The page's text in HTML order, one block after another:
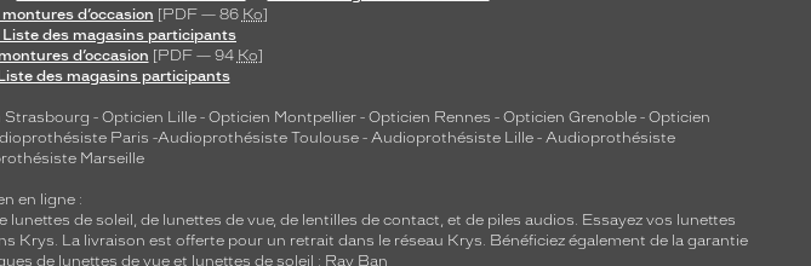
d’occasion [PDF — 86 Ko]
Liste des magasins participants
d’occasion [PDF — 94 Ko]
des magasins participants
Strasbourg - Opticien Lille - Opticien Montpellier - Opticien Rennes - Opticien Grenoble - Opticien
Paris -Audioprothésiste Toulouse - Audioprothésiste Lille - Audioprothésiste
Marseille
en ligne :
lunettes de soleil, de lunettes de vue, de lentilles de contact, et de piles audios. Essayez vos lunettes
La livraison est offerte pour un retrait dans le réseau Krys. Bénéficiez également de la garantie
de lunettes de vue et lunettes de soleil : Ray Ban